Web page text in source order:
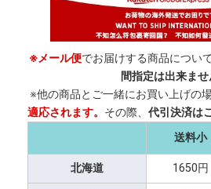
※メール便でお届けする商品につい
間指定は出来ませ
※他の商品とご一緒にお買い上げの
適応されます。 その際、 代引決済は
送料小
北海道 1650円